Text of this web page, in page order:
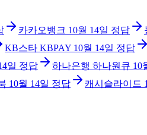
카카오뱅크 10월 14일 정답
KB스타 KBPAY 10월 14일 정답
일 정답 하나은행 하나원큐 10
10월 14일 정답 캐시슬라이드